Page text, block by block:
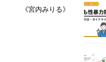
《宮内みりる》